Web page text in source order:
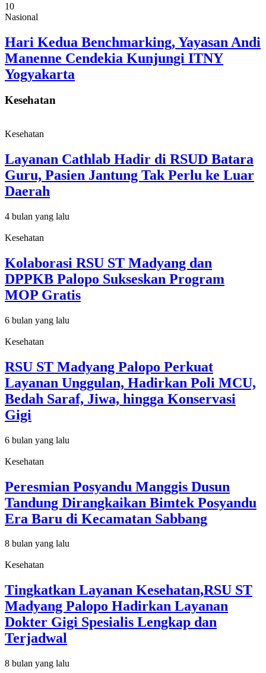
10
Nasional
Hari Kedua Benchmarking, Yayasan Andi
Manenne Cendekia Kunjungi ITNY
Yogyakarta
Kesehatan
Kesehatan
Layanan Cathlab Hadir di RSUD Batara
Guru, Pasien Jantung Tak Perlu ke Luar
Daerah
4 bulan yang lalu
Kesehatan
Kolaborasi RSU ST Madyang dan
DPPKB Palopo Sukseskan Program
MOP Gratis
6 bulan yang lalu
Kesehatan
RSU ST Madyang Palopo Perkuat
Layanan Unggulan, Hadirkan Poli MCU,
Bedah Saraf, Jiwa, hingga Konservasi
Gigi
6 bulan yang lalu
Kesehatan
Peresmian Posyandu Manggis Dusun
Tandung Dirangkaikan Bimtek Posyandu
Era Baru di Kecamatan Sabbang
8 bulan yang lalu
Kesehatan
Tingkatkan Layanan Kesehatan,RSU ST
Madyang Palopo Hadirkan Layanan
Dokter Gigi Spesialis Lengkap dan
Terjadwal
8 bulan yang lalu